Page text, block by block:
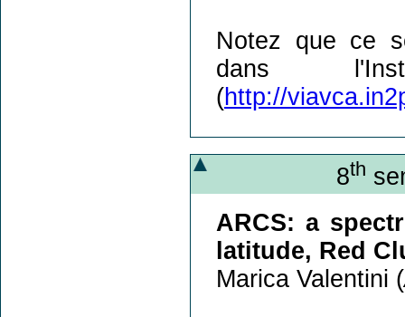
Notez que ce
dans
(http://
8th
ARCS: a
latitude, Red
Marica Valentini (